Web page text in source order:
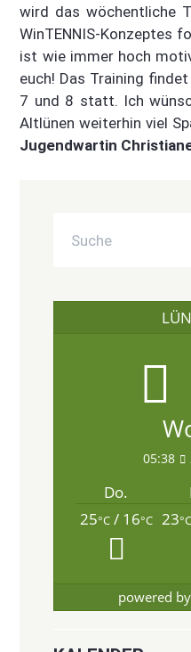
wird das wöchentliche
WinTENNIS-Konzeptes
ist wie immer hoch
euch! Das Training
7 und 8 statt. Ich
Altlünen weiterhin viel
Jugendwartin
05:38
Do.
25°C/ 16°C 23°C
powered by